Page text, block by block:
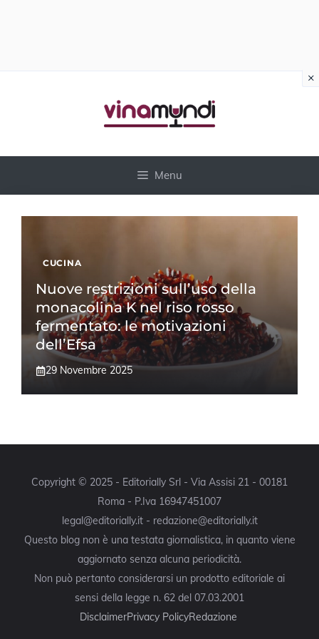
Menu
CUCINA
Nuove restrizioni sull’uso della
monacolina K nel riso rosso
fermentato: le motivazioni
dell’Efsa
29 Novembre 2025
Copyright © 2025 - Editorially Srl - Via Assisi 21 - 00181
Roma - P.Iva 16947451007
legal@editorially.it - redazione@editorially.it
Questo blog non è una testata giornalistica, in quanto viene
aggiornato senza alcuna periodicità.
Non può pertanto considerarsi un prodotto editoriale ai
sensi della legge n. 62 del 07.03.2001
DisclaimerPrivacy PolicyRedazione
×